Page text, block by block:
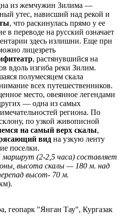
из жемчужин Зилима —
утес, нависший над рекой и
, что раскинулась прямо у ее
в переводе на русский означает
здесь излишни. Еще при
лицезреть
, растянувшийся на
вдоль изгиба реки Зилим.
полумесяцем скала
всех путешественников.
место, овеянное легендами
— одна из самых
региона. По
по узкой живописной
на самый верх скалы,
вид на узкую ленту
поселки.
(2-2,5 часа) составляет
высота скалы — 180 м. над
высот- 70 м.
геопарк "Янган Тау", Кургазак